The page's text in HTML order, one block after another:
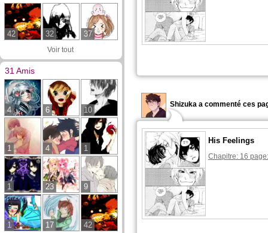
42 32 37
Voir tout
31 Amis
4 6 10
1 4 1
1 23 9
1 17 42
Shizuka a commenté ces
His Feelings
Chapitre: 16